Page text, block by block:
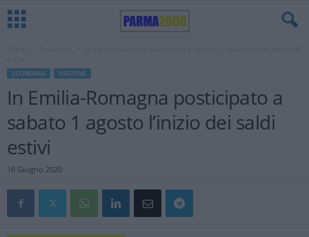
ECONOMIA REGIONE
In Emilia-Romagna posticipato a
sabato 1 agosto l’inizio dei saldi
estivi
16 Giugno 2020